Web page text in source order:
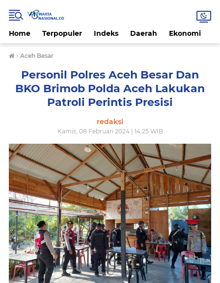
Home Terpopuler Indeks Daerah Ekonomi
› Aceh Besar
Personil Polres Aceh Besar Dan
BKO Brimob Polda Aceh Lakukan
Patroli Perintis Presisi
redaksi
Kamis, 08 Februari 2024 | 14.25 WIB